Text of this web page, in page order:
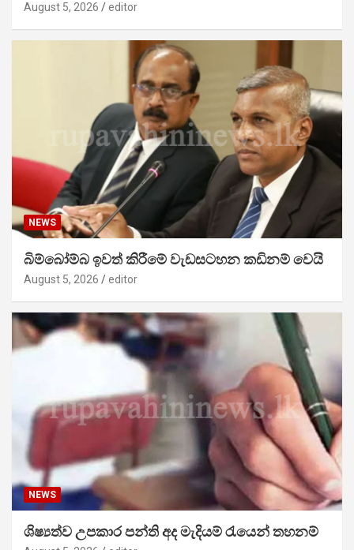
August 5, 2026 editor
NEWS
බිම්බෝම්බ ඉවත් කිරීමේ වැඩසටහන කඩිනම් වෙයි
August 5, 2026 editor
NEWS
ශිෂ්‍යත්ව උපකාර පන්ති අද මැදියම් රැයෙන් තහනම්